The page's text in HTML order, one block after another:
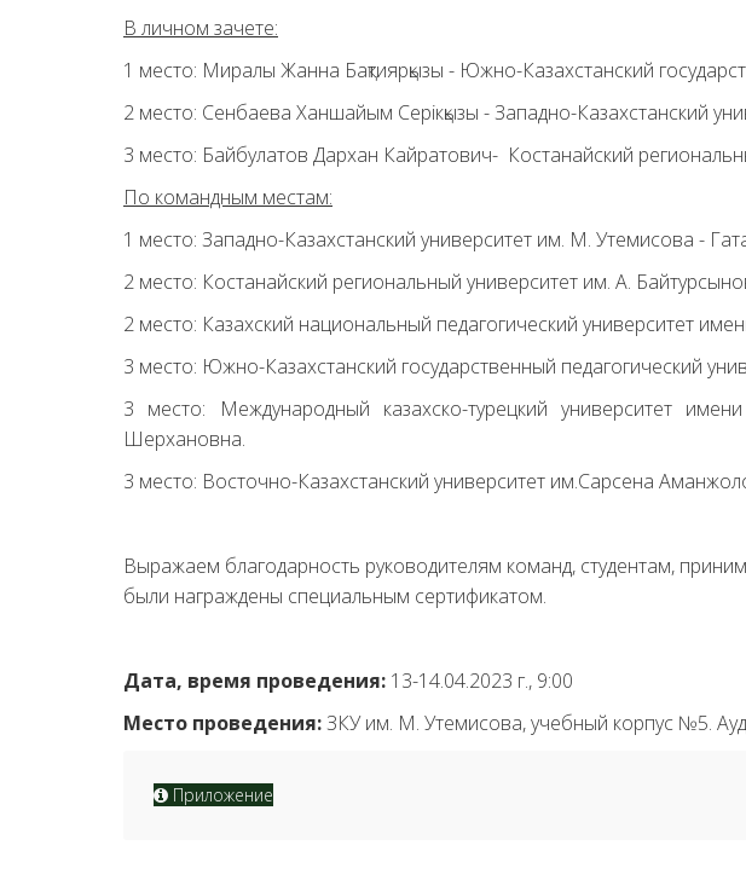
В личном зачете:
1 место: Миралы Жанна Бақтиярқызы - Южно-Казахстанский
2 место: Сенбаева Ханшайым Серікқызы - Западно-Казахстанский
3 место: Байбулатов Дархан Кайратович- Костанайский
По командным местам:
1 место: Западно-Казахстанский университет им. М. Утемисова -
2 место: Костанайский региональный университет им. А.
2 место: Казахский национальный педагогический университет
3 место: Южно-Казахстанский государственный педагогический
3 место: Международный казахско-турецкий университет
Шерхановна.
3 место: Восточно-Казахстанский университет им.Сарсена
Выражаем благодарность руководителям команд, студентам,
были награждены специальным сертификатом.
Дата, время проведения: 13-14.04.2023 г., 9:00
Место проведения:ЗКУ им. М. Утемисова, учебный корпус №5.
Приложение